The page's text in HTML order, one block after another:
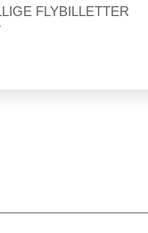
FLYBILLETTER